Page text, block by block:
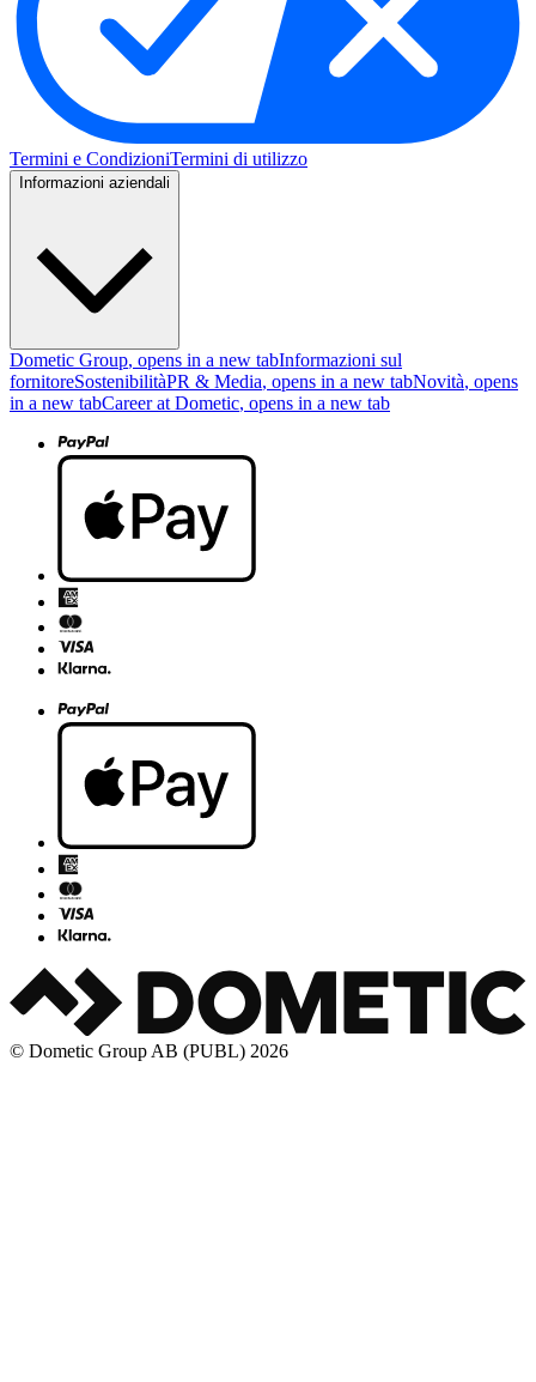
Termini e CondizioniTermini di utilizzo
Informazioni aziendali
Dometic Group, opens in a new tabInformazioni sul
fornitoreSostenibilitàPR & Media, opens in a new tabNovità, opens
in a new tabCareer at Dometic, opens in a new tab
© Dometic Group AB (PUBL) 2026